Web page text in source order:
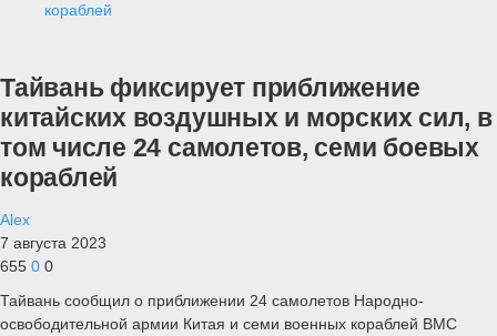
кораблей
Тайвань фиксирует приближение
китайских воздушных и морских сил, в
том числе 24 самолетов, семи боевых
кораблей
Alex
7 августа 2023
655 0 0
Тайвань сообщил о приближении 24 самолетов Народно-
освободительной армии Китая и семи военных кораблей ВМС